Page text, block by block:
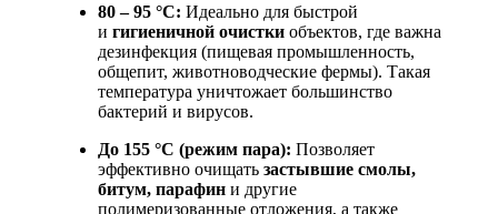
80 – 95 °C: Идеально для быстрой
и гигиеничной очистки объектов, где важна
дезинфекция (пищевая промышленность,
общепит, животноводческие фермы). Такая
температура уничтожает большинство
бактерий и вирусов.
До 155 °C (режим пара): Позволяет
эффективно очищать застывшие смолы,
битум, парафин и другие
полимеризованные отложения, а также